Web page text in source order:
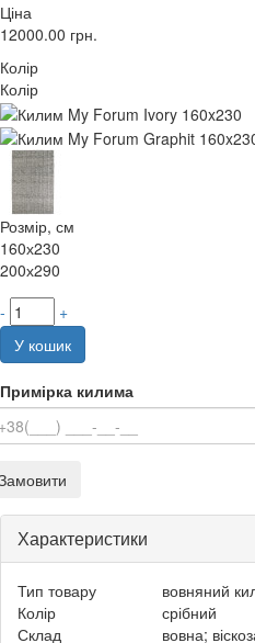
Ціна
12000.00 грн.
Колір
Колір
Розмір, см
160х230
200х290
-
+
У кошик
Примірка килима
Характеристики
Тип товару
вовняний
Колір
срібний
Склад
вовна;